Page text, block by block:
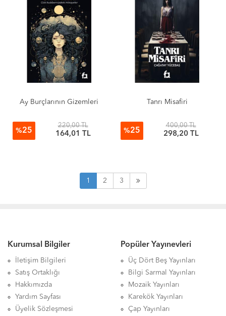
Ay Burçlarının Gizemleri
%25
220,00 TL
164,01 TL
Tanrı Misafiri
%25
400,00 TL
298,20 TL
1 2 3
Kurumsal Bilgiler
İletişim Bilgileri
Satış Ortaklığı
Hakkımızda
Yardım Sayfası
Üyelik Sözleşmesi
Popüler Yayınevleri
Üç Dört Beş Yayınları
Bilgi Sarmal Yayınları
Mozaik Yayınları
Karekök Yayınları
Çap Yayınları